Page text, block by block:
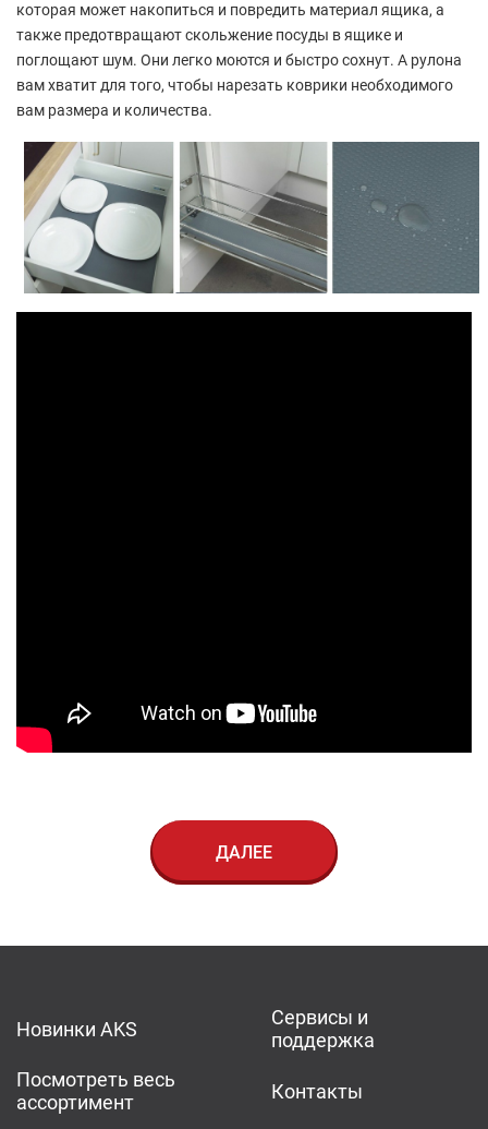
которая может накопиться и повредить материал ящика, а
также предотвращают скольжение посуды в ящике и
поглощают шум. Они легко моются и быстро сохнут. А рулона
вам хватит для того, чтобы нарезать коврики необходимого
вам размера и количества.
ДАЛЕЕ
Новинки AKS
Сервисы и
поддержка
Посмотреть весь
ассортимент
Контакты